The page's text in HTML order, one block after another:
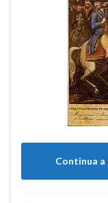
Continua a